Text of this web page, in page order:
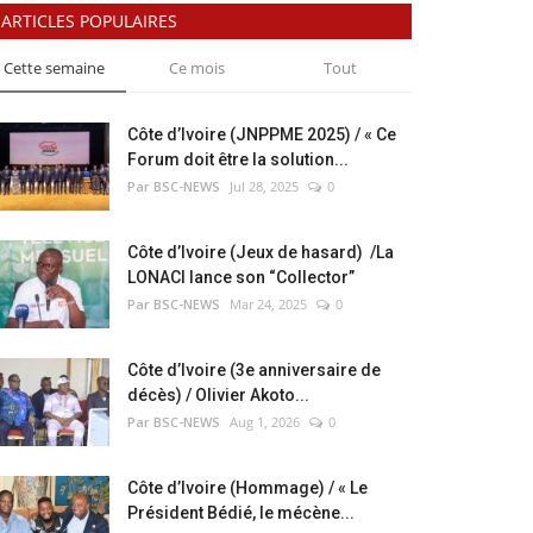
ARTICLES POPULAIRES
Cette semaine Ce mois Tout
Côte d’Ivoire (JNPPME 2025) / « Ce
Forum doit être la solution...
Par BSC-NEWS Jul 28, 2025 0
Côte d’Ivoire (Jeux de hasard) /La
LONACI lance son “Collector”
Par BSC-NEWS Mar 24, 2025 0
Côte d’Ivoire (3e anniversaire de
décès) / Olivier Akoto...
Par BSC-NEWS Aug 1, 2026 0
Côte d’Ivoire (Hommage) / « Le
Président Bédié, le mécène...